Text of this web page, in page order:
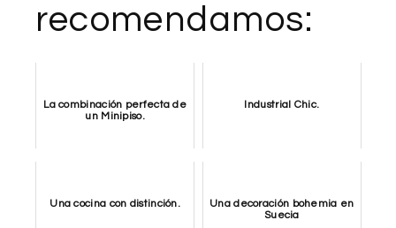
recomendamos:
La combinación perfecta de
un Minipiso.
Industrial Chic.
Una cocina con distinción.
Una decoración bohemia en
Suecia